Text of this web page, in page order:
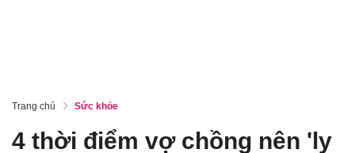
Trang chủ Sức khỏe
4 thời điểm vợ chồng nên 'ly